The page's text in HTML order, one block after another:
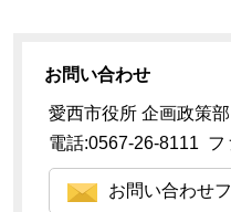
お問い合わせ
愛西市役所 企画政策
電話:0567-26-8111
お問い合わせ